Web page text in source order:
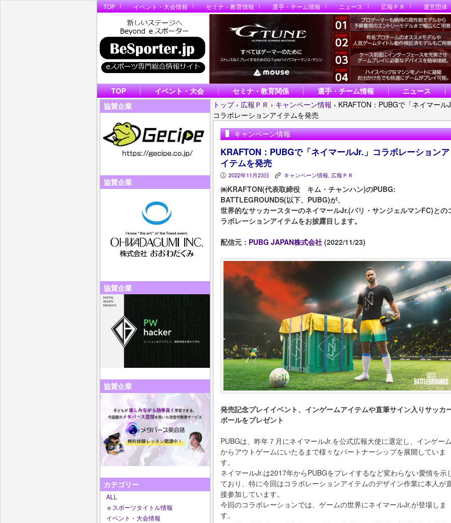
TOP イベント・大会情報 セミナ・教育情報 選手・チーム情報 ニュース 広報ＰＲ 運営団体
TOP イベント・大会 セミナ・教育関係 選手・チーム情報
ニュース
協賛企業
協賛企業
協賛企業
協賛企業
カテゴリー
ALL
ｅスポーツタイトル情報
イベント・大会情報
トップ › 広報ＰＲ › キャンペーン情報 › KRAFTON：PUBGで「ネイマール
コラボレーションアイテムを発売
キャンペーン情報
KRAFTON：PUBGで「ネイマールJr.」コラボレーションア
イテムを発売
P 2022年11月23日 K キャンペーン情報, 広報ＰＲ
㈱KRAFTON(代表取締役 キム・チャンハン)のPUBG:
BATTLEGROUNDS(以下、PUBG)が、
世界的なサッカースターのネイマールJr.(パリ・サンジェルマンFC)との
ラボレーションアイテムをお披露目します。
配信元： PUBG JAPAN株式会社 (2022/11/23)
発売記念プレイイベント、インゲームアイテムや直筆サイン入りサッカ
ボールをプレゼント
PUBGは、昨年７月にネイマールJr.を公式広報大使に選定し、インゲー
からアウトゲームにいたるまで様々なパートナーシップを展開していま
す。
ネイマールJr.は2017年からPUBGをプレイするなど変わらない愛情を示
ており、特に今回はコラボレーションアイテムのデザイン作業に本人が
接参加しています。
今回のコラボレーションでは、ゲームの世界にネイマールJr.が登場しま
す。